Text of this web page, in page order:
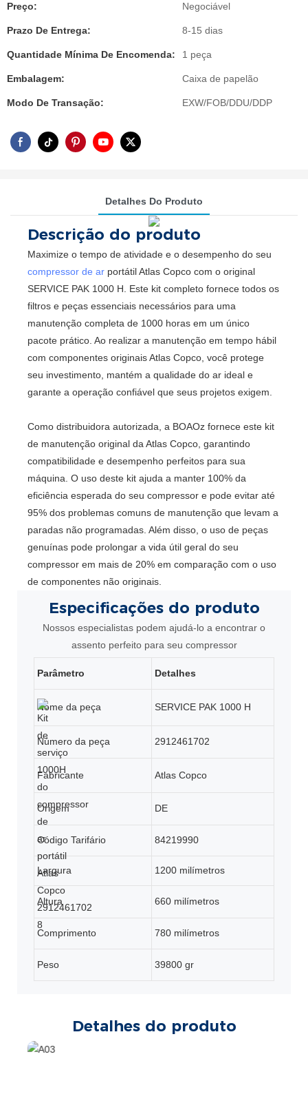
Preço: Negociável
Prazo De Entrega: 8-15 dias
Quantidade Mínima De Encomenda: 1 peça
Embalagem: Caixa de papelão
Modo De Transação: EXW/FOB/DDU/DDP
Detalhes Do Produto
Descrição do produto
Maximize o tempo de atividade e o desempenho do seu
compressor de ar portátil Atlas Copco com o original
SERVICE PAK 1000 H. Este kit completo fornece todos os
filtros e peças essenciais necessários para uma
manutenção completa de 1000 horas em um único
pacote prático. Ao realizar a manutenção em tempo hábil
com componentes originais Atlas Copco, você protege
seu investimento, mantém a qualidade do ar ideal e
garante a operação confiável que seus projetos exigem.
Como distribuidora autorizada, a BOAOz fornece este kit
de manutenção original da Atlas Copco, garantindo
compatibilidade e desempenho perfeitos para sua
máquina. O uso deste kit ajuda a manter 100% da
eficiência esperada do seu compressor e pode evitar até
95% dos problemas comuns de manutenção que levam a
paradas não programadas. Além disso, o uso de peças
genuínas pode prolongar a vida útil geral do seu
compressor em mais de 20% em comparação com o uso
de componentes não originais.
Especificaçõesdo produto
Nossos especialistas podem ajudá-lo a encontrar o
assento perfeito para seu compressor
Parâmetro Detalhes
Nome da peça SERVICE PAK 1000 H
Número da peça 2912461702
Fabricante Atlas Copco
Origem DE
Código Tarifário 84219990
Largura 1200 milímetros
Altura 660 milímetros
Comprimento 780 milímetros
Peso 39800 gr
Detalhes do produto